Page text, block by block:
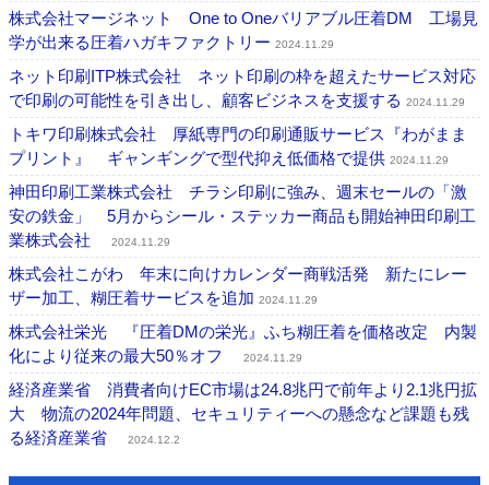
株式会社マージネット One to Oneバリアブル圧着DM 工場見
学が出来る圧着ハガキファクトリー 2024.11.29
ネット印刷ITP株式会社 ネット印刷の枠を超えたサービス対応
で印刷の可能性を引き出し、顧客ビジネスを支援する 2024.11.29
トキワ印刷株式会社 厚紙専門の印刷通販サービス『わがまま
プリント』 ギャンギングで型代抑え低価格で提供 2024.11.29
神田印刷工業株式会社 チラシ印刷に強み、週末セールの「激
安の鉄金」 5月からシール・ステッカー商品も開始神田印刷工
業株式会社
2024.11.29
株式会社こがわ 年末に向けカレンダー商戦活発 新たにレー
ザー加工、糊圧着サービスを追加 2024.11.29
株式会社栄光 『圧着DMの栄光』ふち糊圧着を価格改定 内製
化により従来の最大50％オフ
2024.11.29
経済産業省 消費者向けEC市場は24.8兆円で前年より2.1兆円拡
大 物流の2024年問題、セキュリティーへの懸念など課題も残
る経済産業省
2024.12.2